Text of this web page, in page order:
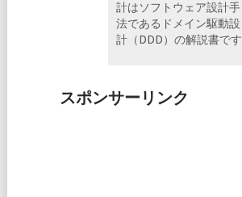
計はソフトウェア設計手
法であるドメイン駆動設
計（DDD）の解説書です
スポンサーリンク